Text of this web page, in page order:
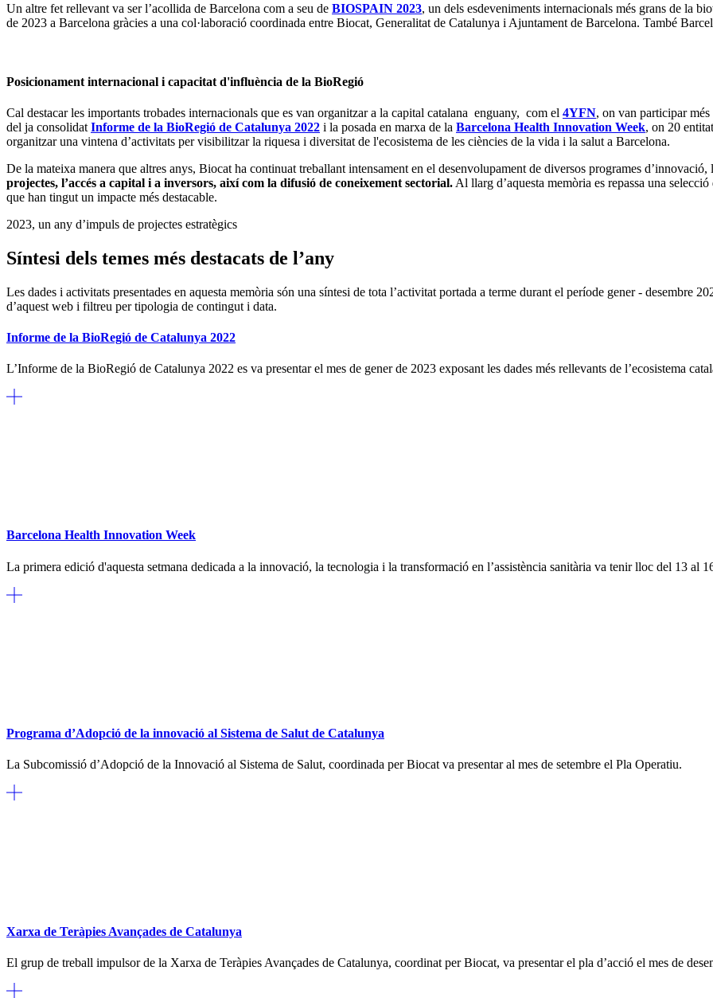
Un altre fet rellevant va ser l’acollida de Barcelona com a seu de BIOSPAIN 2023, un dels esdeveniments internacionals més grans de la
de 2023 a Barcelona gràcies a una col·laboració coordinada entre Biocat, Generalitat de Catalunya i Ajuntament de Barcelona. També
Posicionament internacional i capacitat d'influència de la BioRegió
Cal destacar les importants trobades internacionals que es van organitzar a la capital catalana enguany, com el 4YFN, on van participar més
del ja consolidat Informe de la BioRegió de Catalunya 2022 i la posada en marxa de la Barcelona Health Innovation Week, on 20
organitzar una vintena d’activitats per visibilitzar la riquesa i diversitat de l'ecosistema de les ciències de la vida i la salut a Barcelona.
De la mateixa manera que altres anys, Biocat ha continuat treballant intensament en el desenvolupament de diversos programes d’innovació,
projectes, l’accés a capital i a inversors, així com la difusió de coneixement sectorial. Al llarg d’aquesta memòria es repassa una
que han tingut un impacte més destacable.
2023, un any d’impuls de projectes estratègics
Síntesi dels temes més destacats de l’any
Les dades i activitats presentades en aquesta memòria són una síntesi de tota l’activitat portada a terme durant el període gener - desembre
d’aquest web i filtreu per tipologia de contingut i data.
Informe de la BioRegió de Catalunya 2022
L’Informe de la BioRegió de Catalunya 2022 es va presentar el mes de gener de 2023 exposant les dades més rellevants de l’ecosistema
Barcelona Health Innovation Week
La primera edició d'aquesta setmana dedicada a la innovació, la tecnologia i la transformació en l’assistència sanitària va tenir lloc del 13 al
Programa d’Adopció de la innovació al Sistema de Salut de Catalunya
La Subcomissió d’Adopció de la Innovació al Sistema de Salut, coordinada per Biocat va presentar al mes de setembre el Pla Operatiu.
Xarxa de Teràpies Avançades de Catalunya
El grup de treball impulsor de la Xarxa de Teràpies Avançades de Catalunya, coordinat per Biocat, va presentar el pla d’acció el mes de